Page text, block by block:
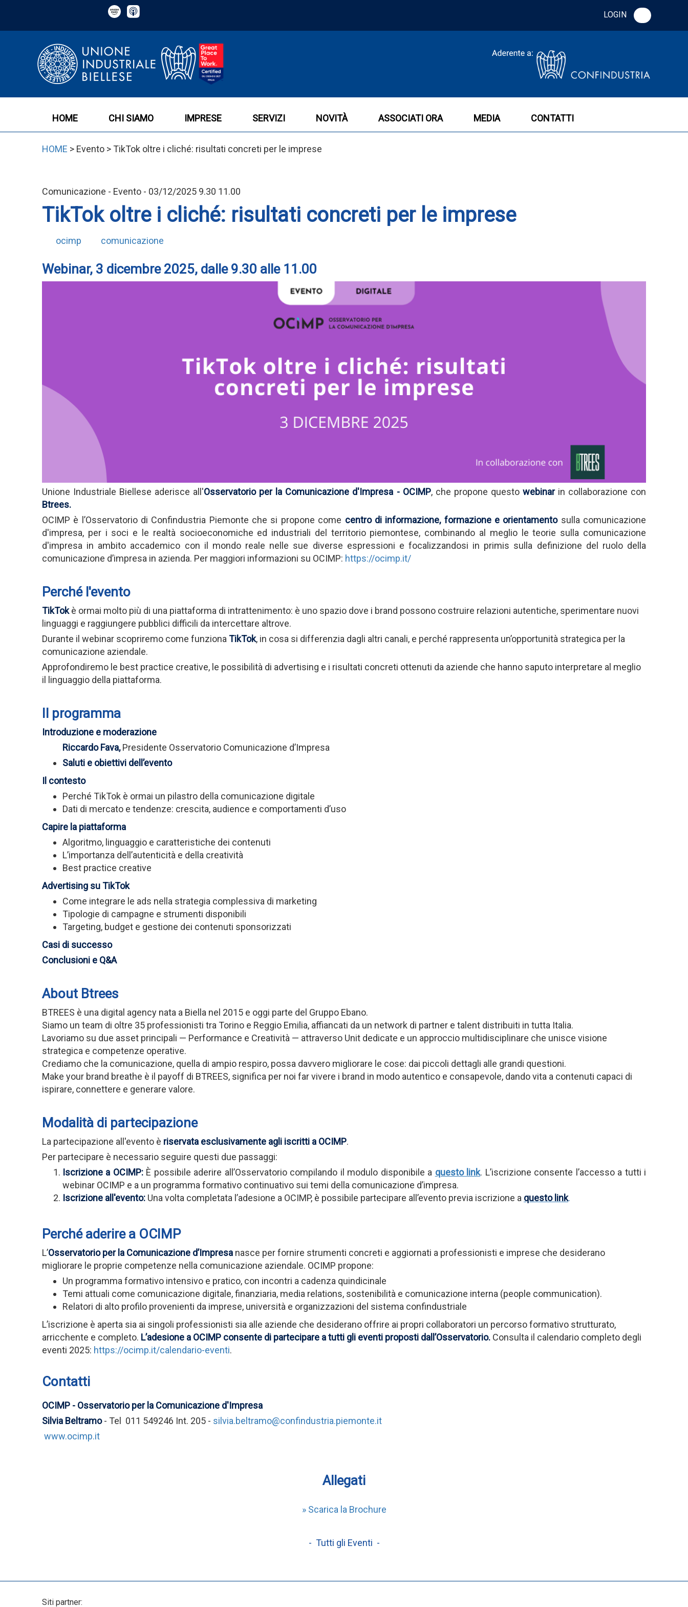
LOGIN
HOME CHI SIAMO IMPRESE SERVIZI NOVITÀ ASSOCIATI ORA MEDIA CONTATTI
HOME > Evento > TikTok oltre i cliché: risultati concreti per le imprese
Comunicazione - Evento - 03/12/2025 9.30 11.00
TikTok oltre i cliché: risultati concreti per le imprese
ocimp comunicazione
Webinar, 3 dicembre 2025, dalle9.30 alle 11.00
Unione Industriale Biellese aderisce all'Osservatorio per la Comunicazione d'Impresa - OCIMP, che propone questo webinar in collaborazione con
Btrees.
OCIMP è l’Osservatorio di Confindustria Piemonte che si propone come centro di informazione, formazione e orientamento sulla comunicazione
d'impresa, per i soci e le realtà socioeconomiche ed industriali del territorio piemontese, combinando al meglio le teorie sulla comunicazione
d'impresa in ambito accademico con il mondo reale nelle sue diverse espressioni e focalizzandosi in primis sulla definizione del ruolo della
comunicazione d’impresa in azienda. Per maggiori informazioni su OCIMP: https://ocimp.it/
Perché l'evento
TikTokè ormai molto più di una piattaforma di intrattenimento: è uno spazio dove i brand possono costruire relazioni autentiche, sperimentare nuovi
linguaggi e raggiungere pubblici difficili da intercettare altrove.
Durante il webinar scopriremo come funzionaTikTok, in cosa si differenzia dagli altri canali, e perché rappresenta un’opportunità strategica per la
comunicazione aziendale.
Approfondiremo le best practice creative, le possibilità di advertising e i risultati concreti ottenuti da aziende che hanno saputo interpretare al meglio
il linguaggio della piattaforma.
Il programma
Introduzione e moderazione
Riccardo Fava,Presidente Osservatorio Comunicazione d’Impresa
Saluti e obiettivi dell’evento
Il contesto
Perché TikTok è ormai un pilastro della comunicazione digitale
Dati di mercato e tendenze: crescita, audience e comportamenti d’uso
Capire la piattaforma
Algoritmo, linguaggio e caratteristiche dei contenuti
L’importanza dell’autenticità e della creatività
Best practice creative
Advertising su TikTok
Come integrare le ads nella strategia complessiva di marketing
Tipologie di campagne e strumenti disponibili
Targeting, budget e gestione dei contenuti sponsorizzati
Casi di successo
Conclusioni e Q&A
About Btrees
BTREES è una digital agency nata a Biella nel 2015 e oggi parte del Gruppo Ebano.
Siamo un team di oltre 35 professionisti tra Torino e Reggio Emilia, affiancati da un network di partner e talent distribuiti in tutta Italia.
Lavoriamo su due asset principali — Performance e Creatività — attraverso Unit dedicate e un approccio multidisciplinare che unisce visione
strategica e competenze operative.
Crediamo che la comunicazione, quella di ampio respiro, possa davvero migliorare le cose: dai piccoli dettagli alle grandi questioni.
Make your brand breathe è il payoff di BTREES, significa per noi far vivere i brand in modo autentico e consapevole, dando vita a contenuti capaci di
ispirare, connettere e generare valore.
Modalità di partecipazione
La partecipazione all'evento è riservata esclusivamente agli iscritti a OCIMP.
Per partecipare è necessario seguire questi due passaggi:
Iscrizione a OCIMP: È possibile aderire all’Osservatorio compilando il modulo disponibile a questo link. L’iscrizione consente l’accesso a tutti i
webinar OCIMP e a un programma formativo continuativo sui temi della comunicazione d’impresa.
Iscrizione all'evento: Una volta completata l’adesione a OCIMP, è possibile partecipare all’evento previa iscrizione a questo link.
Perché aderire a OCIMP
L’Osservatorio per la Comunicazione d’Impresa nasce per fornire strumenti concreti e aggiornati a professionisti e imprese che desiderano
migliorare le proprie competenze nella comunicazione aziendale. OCIMP propone:
Un programma formativo intensivo e pratico, con incontri a cadenza quindicinale
Temi attuali come comunicazione digitale, finanziaria, media relations, sostenibilità e comunicazione interna (people communication).
Relatori di alto profilo provenienti da imprese, università e organizzazioni del sistema confindustriale
L’iscrizione è aperta sia ai singoli professionisti sia alle aziende che desiderano offrire ai propri collaboratori un percorso formativo strutturato,
arricchente e completo. L’adesione a OCIMP consente di partecipare a tutti gli eventi proposti dall’Osservatorio. Consulta il calendario completo degli
eventi 2025: https://ocimp.it/calendario-eventi.
Contatti
OCIMP - Osservatorio per la Comunicazione d'Impresa
Silvia Beltramo- Tel 011 549246 Int. 205 - silvia.beltramo@confindustria.piemonte.it
www.ocimp.it
Allegati
» Scarica la Brochure
- Tutti gli Eventi -
Siti partner: